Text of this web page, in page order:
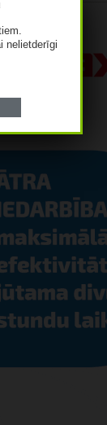
nelietderīgi